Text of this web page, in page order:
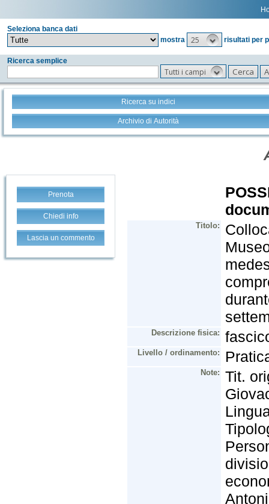
Seleziona banca dati
mostra
25 risultati per
Ricerca semplice
Tutti i campi
Ricerca su indici
Archivio di Autorità
Prenota
Chiedi info
Lascia un commento